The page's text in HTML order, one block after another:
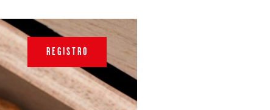
REGISTRO